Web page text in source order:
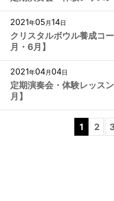
2021年05 月 14日
クリスタルボウル養成コ
月・6月】
2021年04月 04日
定期演奏会・体験レッス
月】
1 2